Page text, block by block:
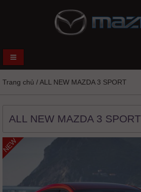
Trang chủ /ALL NEW MAZDA 3 SPORT
ALL NEW MAZDA 3 SPORT
NEW